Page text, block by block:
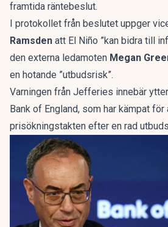
framtida räntebeslut.
I protokollet från beslutet uppger
Ramsden att El Niño ”kan bidra till
den externa ledamoten Megan
en hotande ”utbudsrisk”.
Varningen från Jefferies innebär
Bank of England, som har kämpat för
prisökningstakten efter en rad